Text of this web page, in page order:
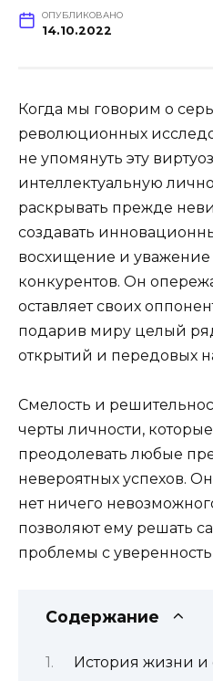
ОПУБЛИКОВАНО
14.10.2022
Когда мы говорим о
революционных
не упомянуть эту
интеллектуальную
раскрывать прежде
создавать
восхищение и уважение
конкурентов. Он
оставляет своих
подарив миру целый
открытий и передовых
Смелость и
черты личности,
преодолевать любые
невероятных успехов.
нет ничего
позволяют ему решать
проблемы с
Содержание
История жизни и